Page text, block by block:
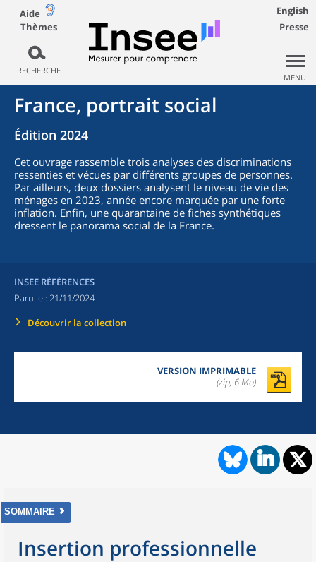
Aide
Thèmes
RECHERCHE
English
Presse
MENU
France, portrait social
Édition 2024
Cet ouvrage rassemble trois analyses des discriminations
ressenties et vécues par différents groupes de personnes.
Par ailleurs, deux dossiers analysent le niveau de vie des
ménages en 2023, année encore marquée par une forte
inflation. Enfin, une quarantaine de fiches synthétiques
dressent le panorama social de la France.
INSEE RÉFÉRENCES
Paru le : 21/11/2024
Découvrir la collection
VERSION IMPRIMABLE
(zip, 6 Mo)
SOMMAIRE
Insertion professionnelle